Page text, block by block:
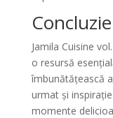
Concluzie
Jamila Cuisine
o resursă
îmbunătățească
urmat și
momente